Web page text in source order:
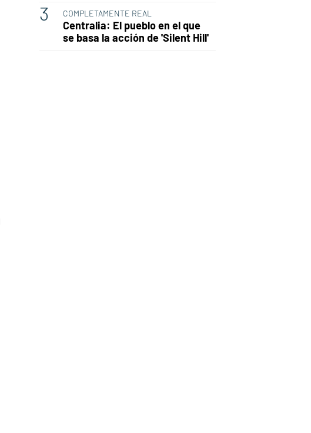
COMPLETAMENTE REAL
Centralia: El pueblo en el que
se basa la acción de 'Silent Hill'